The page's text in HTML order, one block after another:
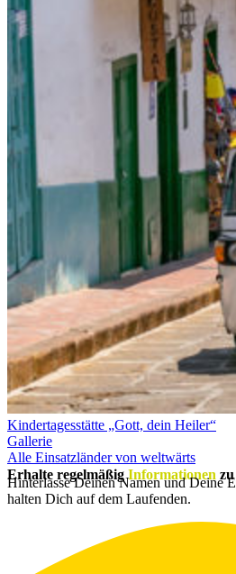
Kindertagesstätte „Gott, dein Heiler“
Gallerie
Alle Einsatzländer von weltwärts
Erhalte regelmäßig Informationen
Hinterlasse Deinen Namen und Deine
halten Dich auf dem Laufenden.